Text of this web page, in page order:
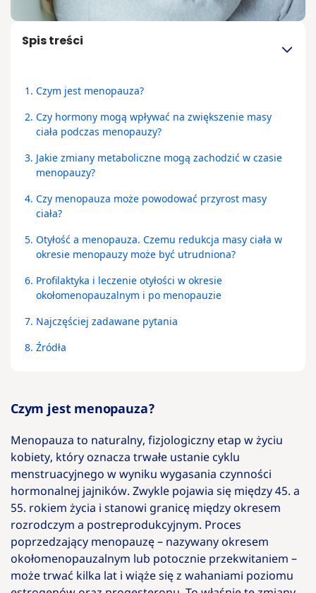
Spis treści
1. Czym jest menopauza?
2. Czy hormony mogą wpływać na zwiększenie masy
ciała podczas menopauzy?
3. Jakie zmiany metaboliczne mogą zachodzić w czasie
menopauzy?
4. Czy menopauza może powodować przyrost masy
ciała?
5. Otyłość a menopauza. Czemu redukcja masy ciała w
okresie menopauzy może być utrudniona?
6. Profilaktyka i leczenie otyłości w okresie
okołomenopauzalnym i po menopauzie
7. Najczęściej zadawane pytania
8. Źródła
Czym jest menopauza?
Menopauza to naturalny, fizjologiczny etap w życiu
kobiety, który oznacza trwałe ustanie cyklu
menstruacyjnego w wyniku wygasania czynności
hormonalnej jajników. Zwykle pojawia się między 45. a
55. rokiem życia i stanowi granicę między okresem
rozrodczym a postreprodukcyjnym. Proces
poprzedzający menopauzę – nazywany okresem
okołomenopauzalnym lub potocznie przekwitaniem –
może trwać kilka lat i wiąże się z wahaniami poziomu